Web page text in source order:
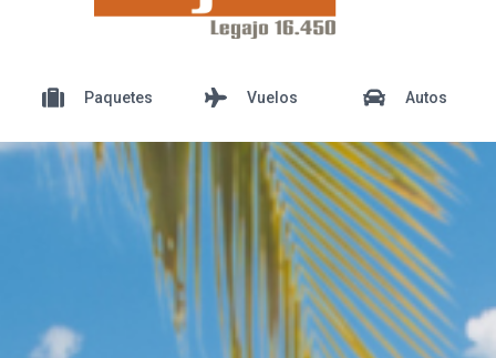
Paquetes Vuelos Autos